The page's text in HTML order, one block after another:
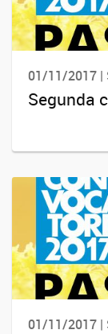
01/11/2017 |
Segunda
01/11/2017 |